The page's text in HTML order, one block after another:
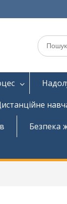
Безпека